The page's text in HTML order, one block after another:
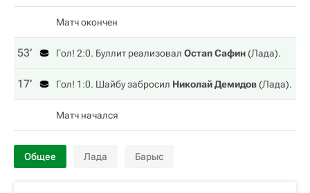
Матч окончен
53‎’‎ Гол! 2:0. Буллит реализовал Остап Сафин(Лада).
17‎’‎ Гол! 1:0. Шайбу забросил Николай Демидов(Лада).
Матч начался
Общее Лада Барыс